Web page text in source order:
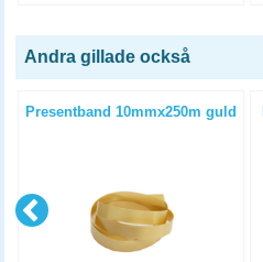
Andra gillade också
Presentband 10mmx250m guld